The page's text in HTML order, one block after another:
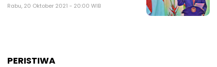
Rabu, 20 Oktober 2021 - 20:00 WIB
PERISTIWA